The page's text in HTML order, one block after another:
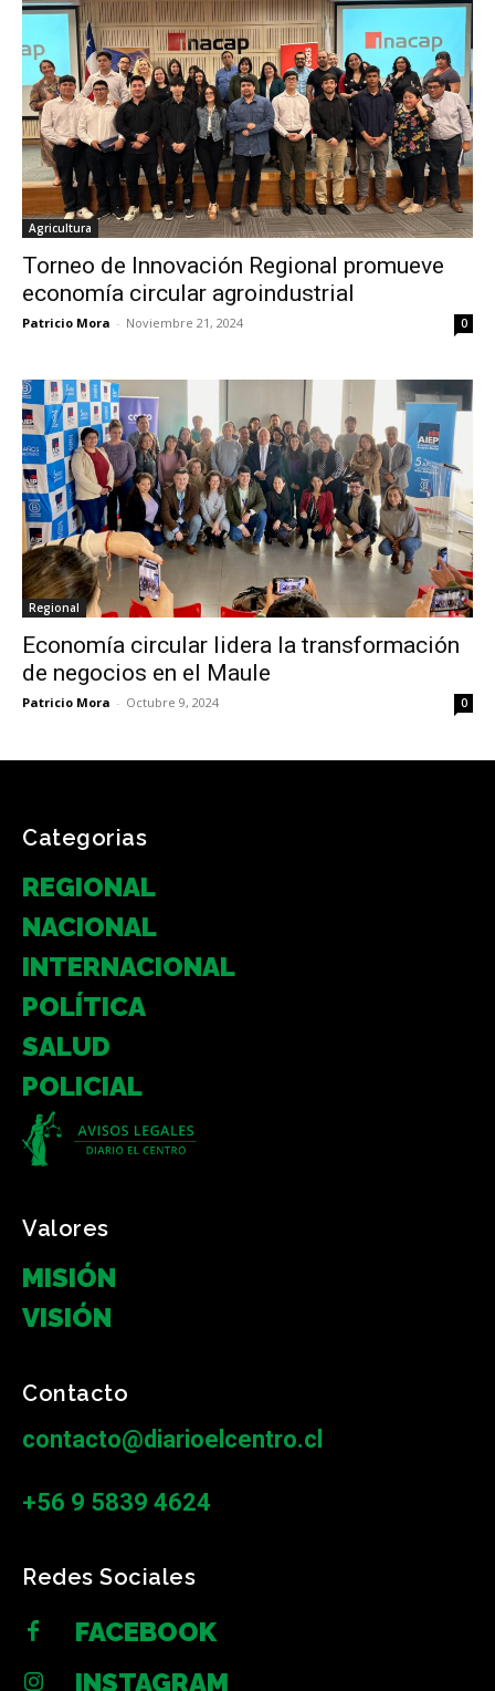
Agricultura
Torneo de Innovación Regional promueve
economía circular agroindustrial
Patricio Mora - Noviembre 21, 2024 0
Regional
Economía circular lidera la transformación
de negocios en el Maule
Patricio Mora - Octubre 9, 2024 0
Categorias
REGIONAL
NACIONAL
INTERNACIONAL
POLÍTICA
SALUD
POLICIAL
Valores
MISIÓN
VISIÓN
Contacto
contacto@diarioelcentro.cl
+56 9 5839 4624
Redes Sociales
FACEBOOK
INSTAGRAM